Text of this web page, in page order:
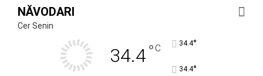
NĂVODARI
Cer Senin
34.4°C 34.4°
34.4°